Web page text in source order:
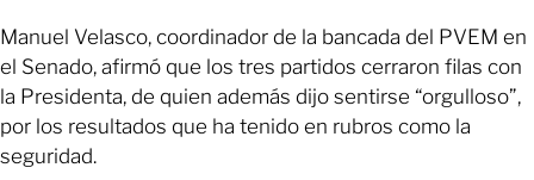
Manuel Velasco, coordinador de la bancada del PVEM en
el Senado, afirmó que los tres partidos cerraron filas con
la Presidenta, de quien además dijo sentirse “orgulloso”,
por los resultados que ha tenido en rubros como la
seguridad.